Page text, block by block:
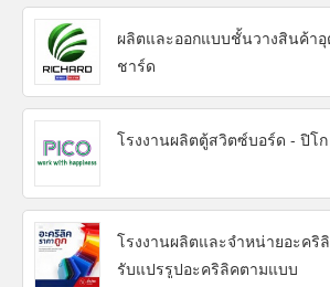
ผลิตและออกแบบชั้นวางสินค้า
ชาร์ด
โรงงานผลิตตู้สวิตซ์บอร์ด - ปิโก
โรงงานผลิตและจำหน่ายอะคริ
รับแปรรูปอะคริลิคตามแบบ